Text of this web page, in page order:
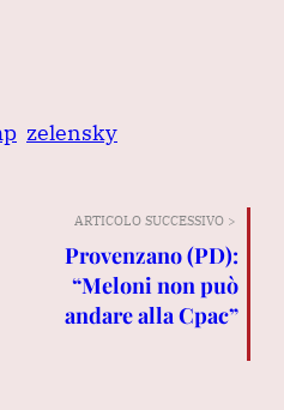
zelensky
ARTICOLO SUCCESSIVO >
Provenzano (PD):
“Meloni non può
andare alla Cpac”